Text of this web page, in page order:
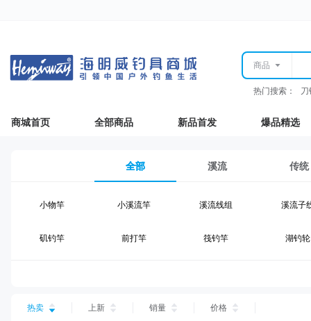
商品
热门搜索：
商城首页 全部商品 新品首发 爆品精选
全部 溪流 传统
小物竿 小溪流竿 溪流线组 溪流子
矶钓竿 前打竿 筏钓竿 湖钓轮
台钓仕挂 台钓钩
热卖 上新 销量 价格